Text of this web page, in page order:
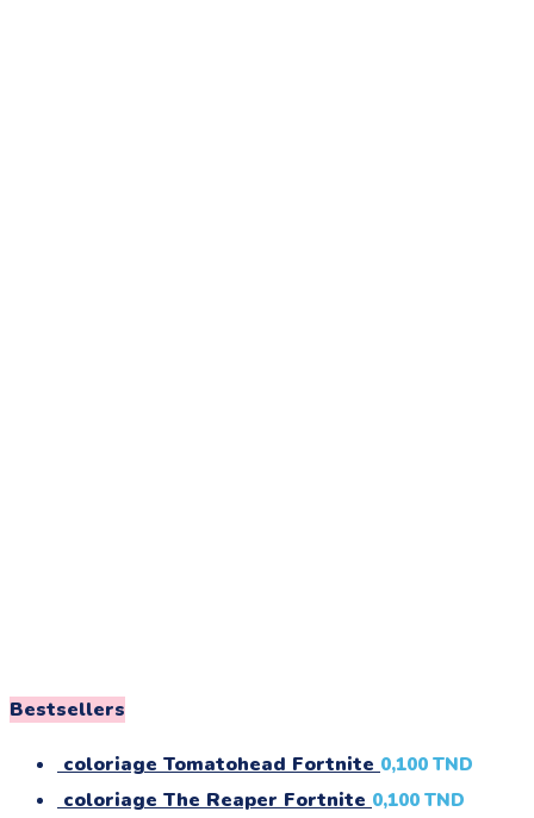
Bestsellers
coloriage Tomatohead Fortnite 0,100 TND
coloriage The Reaper Fortnite 0,100 TND